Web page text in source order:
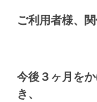
ご利用者様、
今後３ヶ月を
き、